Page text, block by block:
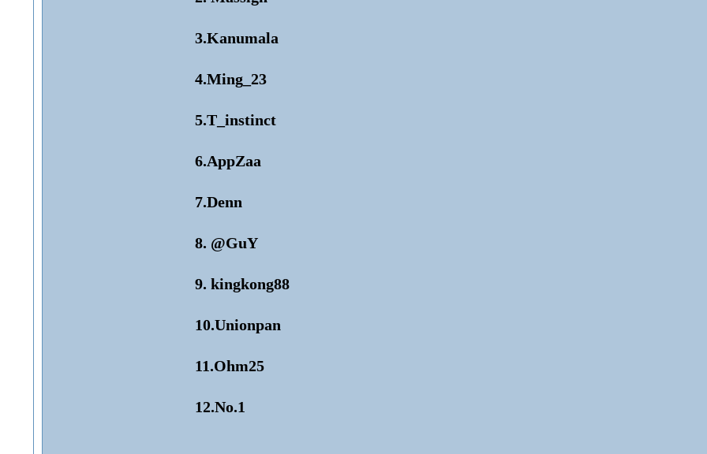
3.Kanumala
4.Ming_23
5.T_instinct
6.AppZaa
7.Denn
8. @GuY
9. kingkong88
10.Unionpan
11.Ohm25
12.No.1